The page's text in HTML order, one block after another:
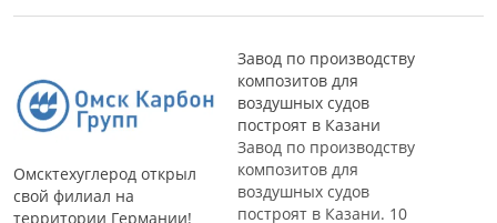
Омсктехуглерод открыл
свой филиал на
территории Германии!
Завод по производству
композитов для
воздушных судов
построят в Казани
Завод по производству
композитов для
воздушных судов
построят в Казани. 10